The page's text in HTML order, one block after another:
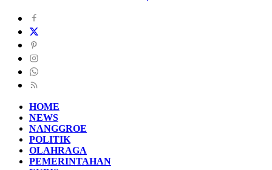
HOME
NEWS
NANGGROE
POLITIK
OLAHRAGA
PEMERINTAHAN